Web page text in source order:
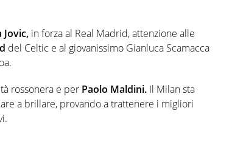
Jovic, in forza al Real Madrid, attenzione alle
del Celtic e al giovanissimo Gianluca Scamacca
rossonera e per Paolo Maldini. Il Milan sta
a brillare, provando a trattenere i migliori